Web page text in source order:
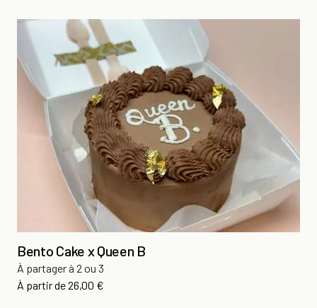
Bento Cake x Queen B
À partager à 2 ou 3
À partir dePrix
26,00 €